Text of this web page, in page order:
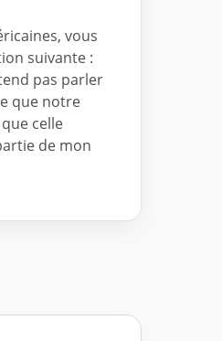
vous
suivante :
pas parler
que notre
celle
de mon